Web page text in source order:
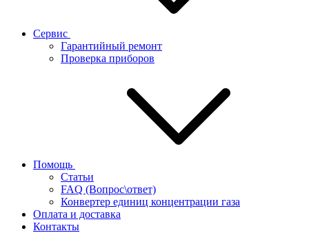
Сервис
Гарантийный ремонт
Проверка приборов
Помощь
Статьи
FAQ (Вопрос\ответ)
Конвертер единиц концентрации газа
Оплата и доставка
Контакты